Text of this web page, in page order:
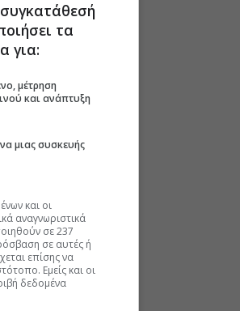
28/03/2025)
27/03/2025)
26/03/2025)
26/03/2025)
τα
για:
μέτρηση
και ανάπτυξη
μιας συσκευής
και οι
αναγνωριστικά
σε 237
σε αυτές ή
επίσης να
Εμείς και οι
δεδομένα